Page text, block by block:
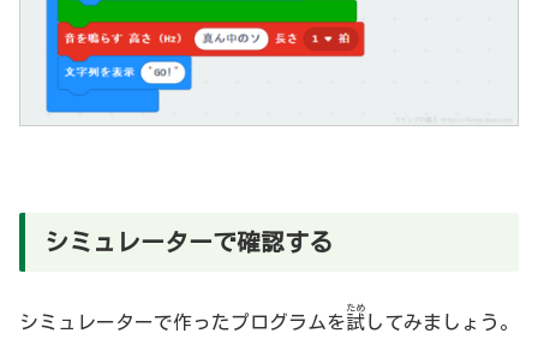
シミュレーターで確認する
シミュレーターで作ったプログラムを試
ため
してみましょう。